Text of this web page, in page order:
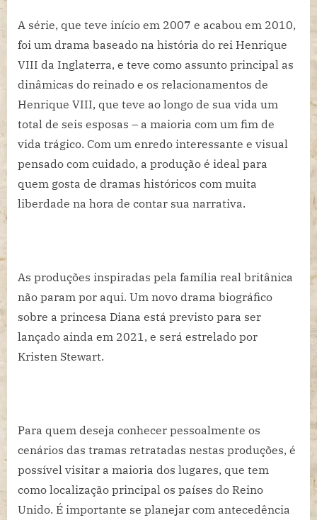
A série, que teve início em 2007 e acabou em 2010,
foi um drama baseado na história do rei Henrique
VIII da Inglaterra, e teve como assunto principal as
dinâmicas do reinado e os relacionamentos de
Henrique VIII, que teve ao longo de sua vida um
total de seis esposas – a maioria com um fim de
vida trágico. Com um enredo interessante e visual
pensado com cuidado, a produção é ideal para
quem gosta de dramas históricos com muita
liberdade na hora de contar sua narrativa.
As produções inspiradas pela família real britânica
não param por aqui. Um novo drama biográfico
sobre a princesa Diana está previsto para ser
lançado ainda em 2021, e será estrelado por
Kristen Stewart.
Para quem deseja conhecer pessoalmente os
cenários das tramas retratadas nestas produções, é
possível visitar a maioria dos lugares, que tem
como localização principal os países do Reino
Unido. É importante se planejar com antecedência